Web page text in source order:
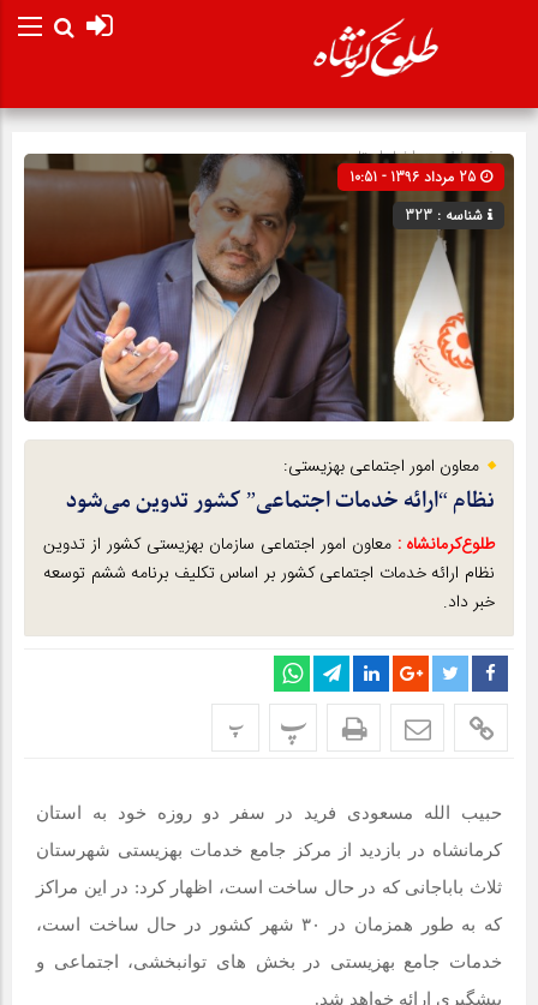
صفحه نخستاخبار استان
شناسه : 323
معاون امور اجتماعی بهزیستی:
نظام “ارائه خدمات اجتماعی” کشور تدوین می‌شود
طلوع‌‌کرمانشاه : معاون امور اجتماعی سازمان بهزیستی کشور از تدوین
نظام ارائه خدمات اجتماعی کشور بر اساس تکلیف برنامه ششم توسعه
خبر داد.
پ پ
حبیب الله مسعودی فرید در سفر دو روزه خود به استان
کرمانشاه در بازدید از مرکز جامع خدمات بهزیستی شهرستان
ثلاث باباجانی که در حال ساخت است، اظهار کرد: در این مراکز
که به طور همزمان در ۳۰ شهر کشور در حال ساخت است،
خدمات جامع بهزیستی در بخش های توانبخشی، اجتماعی و
پیشگیری ارائه خواهد شد.